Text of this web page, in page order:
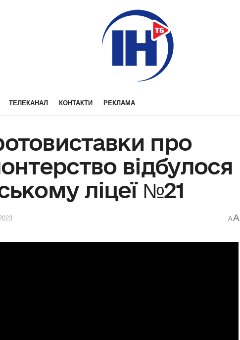
ТЕЛЕКАНАЛ КОНТАКТИ РЕКЛАМА
про
відбулося
ліцеї №21
AA